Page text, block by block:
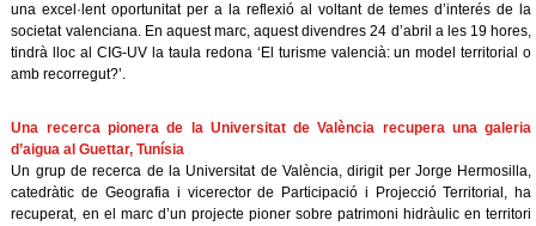
una excel·lent oportunitat per a la reflexió al voltant de temes d’interés de la
societat valenciana. En aquest marc, aquest divendres 24 d’abril a les 19 hores,
tindrà lloc al CIG-UV la taula redona ‘El turisme valencià: un model territorial o
amb recorregut?’.
Una recerca pionera de la Universitat de València recupera una galeria
d’aigua al Guettar, Tunísia
Un grup de recerca de la Universitat de València, dirigit per Jorge Hermosilla,
catedràtic de Geografia i vicerector de Participació i Projecció Territorial, ha
recuperat, en el marc d’un projecte pioner sobre patrimoni hidràulic en territori